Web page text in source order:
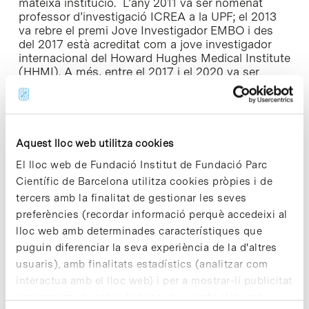
Aquest lloc web utilitza cookies
El lloc web de Fundació Institut de Fundació Parc
Científic de Barcelona utilitza cookies pròpies i de
tercers amb la finalitat de gestionar les seves
preferències (recordar informació perquè accedeixi al
lloc web amb determinades característiques que
puguin diferenciar la seva experiència de la d'altres
usuaris), amb finalitats estadístics (analitzar com
interactua amb el lloc web) i per a mostrar-li publicitat
personalitzada sobre la base d'un perfil elaborat a
mateixa institució. L’any 2011 va ser nomenat
professor d’investigació ICREA a la UPF; el 2013
va rebre el premi Jove Investigador EMBO i des
del 2017 està acreditat com a jove investigador
internacional del Howard Hughes Medical Institute
(HHMI). A més, entre el 2017 i el 2020 va ser
director de l’IBE (CSIC-UPF).
L’any 2023,Tomàs Marquès i Bonetva liderar un
l’anàlisi del catàleg genètic de primats més
complet fins ara
, un projecte que compara el
genoma de 809 individus de 233 espècies de
primats amb el 80% dels genomes seqüenciats ​​al
CNAG.
Els resultats han ajudat a crear un nou algorisme
d’intel·ligència artificial amb rellevància clínica, per
identificar les causes genètiques de les malalties
humanes fent servir les dades genètiques dels
primats.